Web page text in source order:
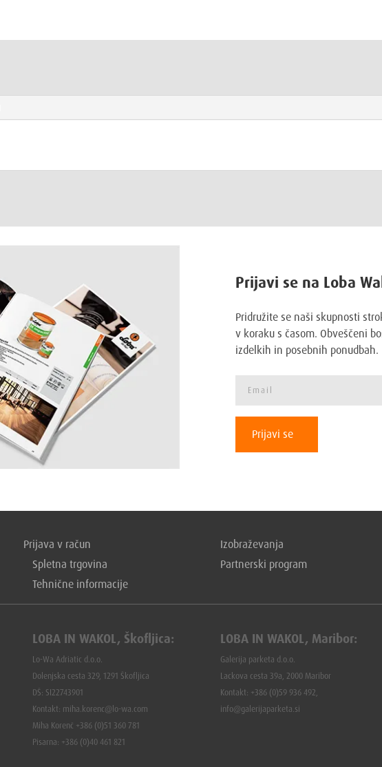
Prijavi se na Loba
Pridružite se naši skupnosti
v koraku s časom. Obveščeni
izdelkih in posebnih ponudbah.
Prijavi se
Prijava v račun
Spletna trgovina
Tehnične informacije
Izobraževanja
Partnerski program
LOBA IN WAKOL, Škofljica:
Lo-Wa Adriatic d.o.o.
Dolenjska cesta 329, 1291 Škofljica
DŠ: SI22743901
Kontakt: miha.korenc@lo-wa.com
Miha Korenč +386 (0)51 360 781
Pisarna: +386 (0)40 461 821
LOBA IN WAKOL, Maribor:
Galerija parketa d.o.o.
Lackova cesta 39a, 2000 Maribor
Kontakt: +386 (0)59 936 492,
info@galerijaparketa.si